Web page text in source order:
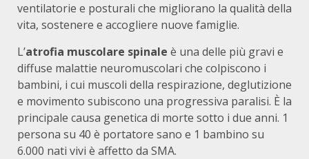
ventilatorie e posturali che migliorano la qualità della
vita, sostenere e accogliere nuove famiglie.
L’atrofia muscolare spinale è una delle più gravi e
diffuse malattie neuromuscolari che colpiscono i
bambini, i cui muscoli della respirazione, deglutizione
e movimento subiscono una progressiva paralisi. È la
principale causa genetica di morte sotto i due anni. 1
persona su 40 è portatore sano e 1 bambino su
6.000 nati vivi è affetto da SMA.